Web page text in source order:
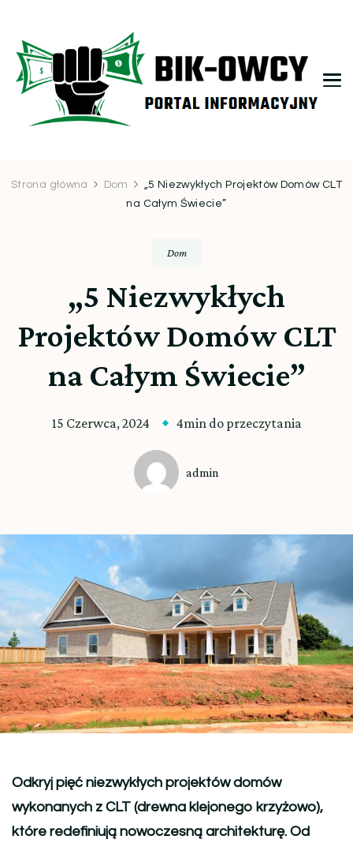
Strona główna Dom
„5 Niezwykłych Projektów Domów CLT
na Całym Świecie”
Dom
„5 Niezwykłych
Projektów Domów CLT
na Całym Świecie”
15 Czerwca, 2024 4min do przeczytania
admin
Odkryj pięć niezwykłych projektów domów
wykonanych z CLT (drewna klejonego krzyżowo),
które redefiniują nowoczesną architekturę. Od